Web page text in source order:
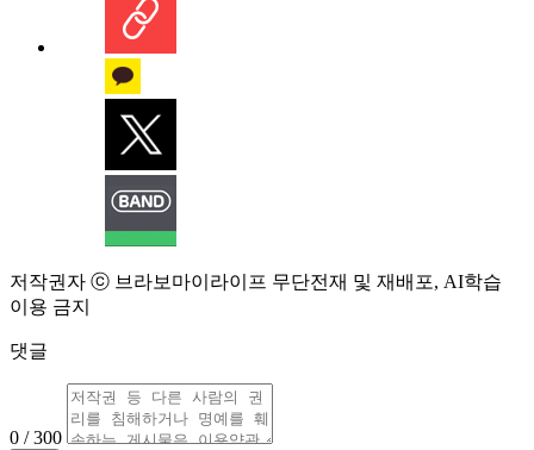
저작권자 ⓒ 브라보마이라이프 무단전재 및 재배포, AI학습
이용 금지
댓글
0 / 300